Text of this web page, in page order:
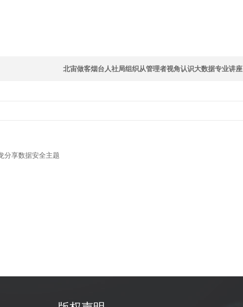
北宙做客烟台人社局组织从管理者视角认识大数据专业讲座
分享数据安全主题